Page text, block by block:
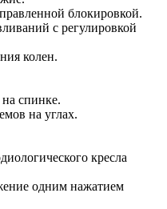
блокировкой.
с регулировкой
колен.
спинке.
на углах.
кресла
одним нажатием